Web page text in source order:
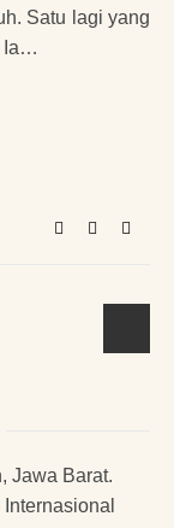
Satu lagi yang
Ia…
Jawa Barat.